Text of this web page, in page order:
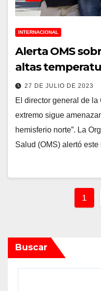
INTERNACIONAL
Alerta OMS
altas
27 DE JULIO DE 2023
El director general de la
extremo sigue
hemisferio norte”. La
Salud (OMS) alertó
1
Buscar